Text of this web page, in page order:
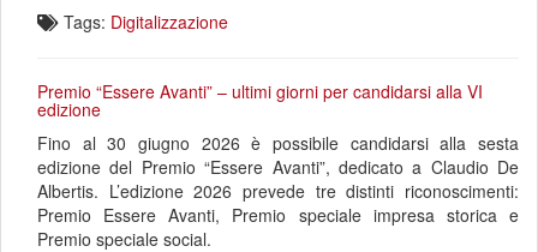
Tags: Digitalizzazione
Premio “Essere Avanti” – ultimi giorni per candidarsi alla VI
edizione
Fino al 30 giugno 2026 è possibile candidarsi alla sesta
edizione del Premio “Essere Avanti”, dedicato a Claudio De
Albertis. L’edizione 2026 prevede tre distinti riconoscimenti:
Premio Essere Avanti, Premio speciale impresa storica e
Premio speciale social.